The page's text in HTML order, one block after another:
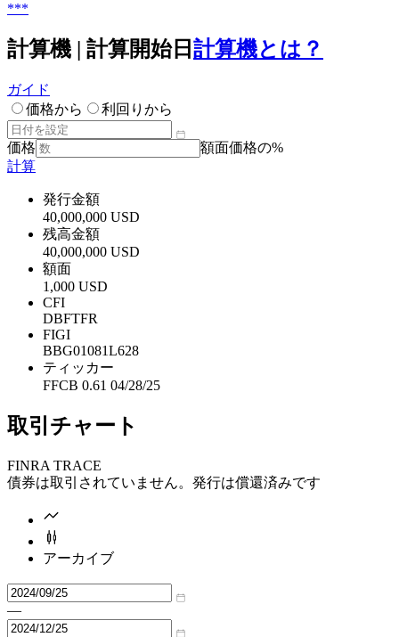
***
計算機 | 計算開始日 計算機とは？
ガイド
価格から
利回りから
価格
額面価格の%
計算
発行金額
40,000,000 USD
残高金額
40,000,000 USD
額面
1,000 USD
CFI
DBFTFR
FIGI
BBG01081L628
ティッカー
FFCB 0.61 04/28/25
取引チャート
FINRA TRACE
債券は取引されていません。発行は償還済みです
アーカイブ
—